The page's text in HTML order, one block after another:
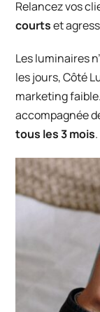
Relancez vos
courtset
Les luminaires
les jours,Côté
marketing
accompagnée
tous les 3 mois.